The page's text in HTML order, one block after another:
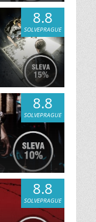
8.8
SOLVEPRAGUE
8.8
SOLVEPRAGUE
8.8
SOLVEPRAGUE